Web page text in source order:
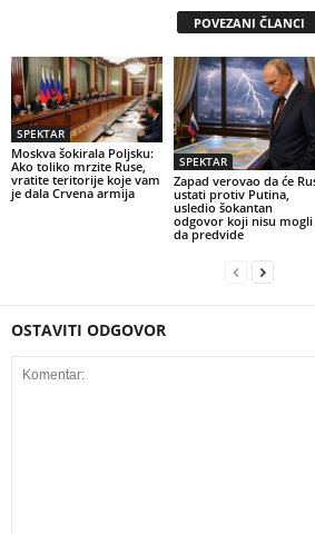
POVEZANI ČLANCI
SPEKTAR
Moskva šokirala Poljsku:
Ako toliko mrzite Ruse,
vratite teritorije koje vam
je dala Crvena armija
SPEKTAR
Zapad verovao da će
ustati protiv Putina,
usledio šokantan
odgovor koji nisu mogli
da predvide
OSTAVITI ODGOVOR